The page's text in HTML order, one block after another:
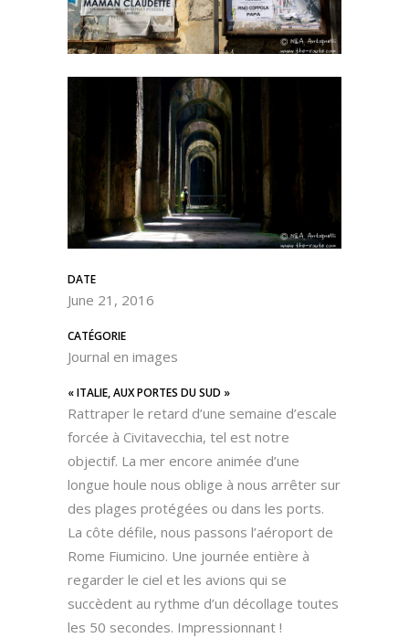
DATE
June 21, 2016
CATÉGORIE
Journal en images
« ITALIE, AUX PORTES DU SUD »
Rattraper le retard d’une semaine d’escale
forcée à Civitavecchia, tel est notre
objectif. La mer encore animée d’une
longue houle nous oblige à nous arrêter sur
des plages protégées ou dans les ports.
La côte défile, nous passons l’aéroport de
Rome Fiumicino. Une journée entière à
regarder le ciel et les avions qui se
succèdent au rythme d’un décollage toutes
les 50 secondes. Impressionnant !